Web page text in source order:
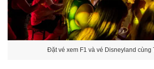
Đặt vé xem F1 và vé Disneyland cùng